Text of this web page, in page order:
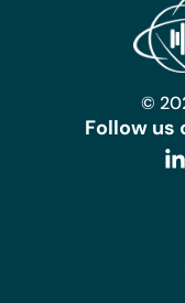
©
Follow us